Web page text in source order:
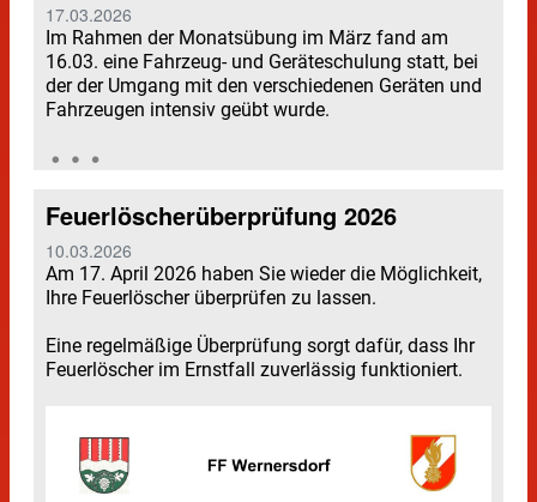
17.03.2026
Im Rahmen der Monatsübung im März fand am
16.03. eine Fahrzeug- und Geräteschulung statt, bei
der der Umgang mit den verschiedenen Geräten und
Fahrzeugen intensiv geübt wurde.
Feuerlöscherüberprüfung 2026
10.03.2026
Am 17. April 2026 haben Sie wieder die Möglichkeit,
Ihre Feuerlöscher überprüfen zu lassen.
Eine regelmäßige Überprüfung sorgt dafür, dass Ihr
Feuerlöscher im Ernstfall zuverlässig funktioniert.